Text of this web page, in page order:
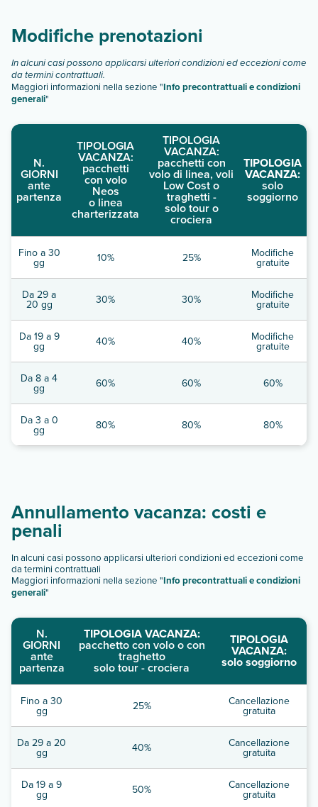
Modifiche prenotazioni
In alcuni casi possono applicarsi ulteriori condizioni ed eccezioni come
da termini contrattuali.
Maggiori informazioni nella sezione "Info precontrattuali e condizioni
generali"
N.
GIORNI
ante
partenza
TIPOLOGIA
VACANZA:
pacchetti
con volo
Neos
o linea
charterizzata
TIPOLOGIA
VACANZA:
pacchetti con
volo di linea, voli
Low Cost o
traghetti -
solo tour o
crociera
TIPOLOGIA
VACANZA:
solo
soggiorno
Fino a 30
gg 10% 25% Modifiche
gratuite
Da 29 a
20 gg 30% 30% Modifiche
gratuite
Da 19 a 9
gg 40% 40% Modifiche
gratuite
Da 8 a 4
gg 60% 60% 60%
Da 3 a 0
gg 80% 80% 80%
Annullamento vacanza: costi e
penali
In alcuni casi possono applicarsi ulteriori condizioni ed eccezioni come
da termini contrattuali
Maggiori informazioni nella sezione "Info precontrattuali e condizioni
generali"
N.
GIORNI
ante
partenza
TIPOLOGIA VACANZA:
pacchetto con volo o con
traghetto
solo tour - crociera
TIPOLOGIA
VACANZA:
solo soggiorno
Fino a 30
gg 25% Cancellazione
gratuita
Da 29 a 20
gg 40% Cancellazione
gratuita
Da 19 a 9
gg 50% Cancellazione
gratuita